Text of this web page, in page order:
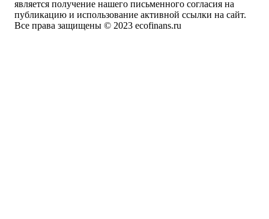
является получение нашего письменного согласия на
публикацию и использование активной ссылки на сайт.
Все права защищены © 2023 ecofinans.ru